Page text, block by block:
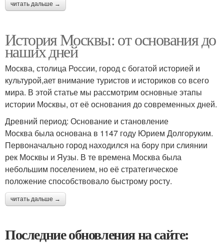
читать дальше →
История Москвы: от основания до
наших дней
Москва, столица России, город с богатой историей и
культурой,ает внимание туристов и историков со всего
мира. В этой статье мы рассмотрим основные этапы
истории Москвы, от её основания до современных дней.
Древний период: Основание и становление
Москва была основана в 1147 году Юрием Долгоруким.
Первоначально город находился на бору при слиянии
рек Москвы и Яузы. В те времена Москва была
небольшим поселением, но её стратегическое
положение способствовало быстрому росту.
читать дальше →
Последние обновления на сайте: